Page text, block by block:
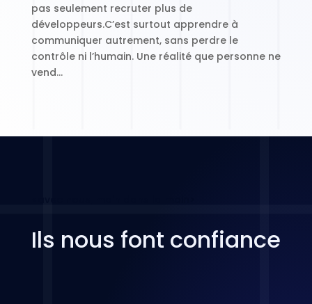
pas seulement recruter plus de
développeurs.C’est surtout apprendre à
communiquer autrement, sans perdre le
contrôle ni l’humain. Une réalité que personne ne
vend…
Ils nous font confiance